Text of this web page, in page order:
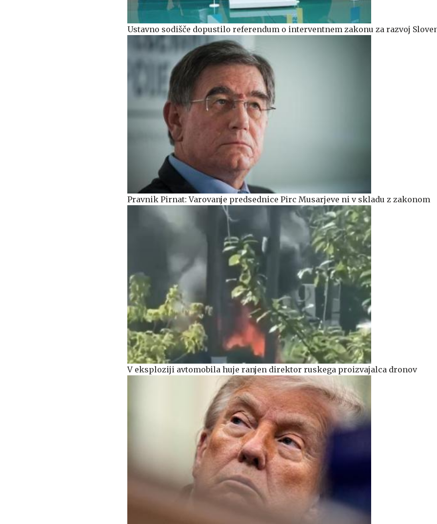
Ustavno sodišče dopustilo referendum o interventnem zakonu za razvoj
Pravnik Pirnat: Varovanje predsednice Pirc Musarjeve ni v skladu z zakonom
V eksploziji avtomobila huje ranjen direktor ruskega proizvajalca dronov